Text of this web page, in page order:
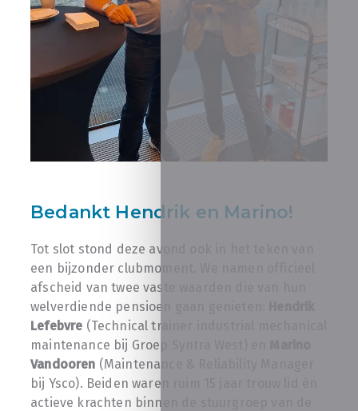
Bedankt Hendrik en Marino!
Tot slot stond deze avond ook in het teken van
een bijzonder clubmoment. We namen officieel
afscheid van twee vaste waarden die van hun
welverdiende pensioen gaan genieten:
Lefebvre (Technical trainer industrial mechanical
maintenance bij Groep Syntra West) en
Vandooren (Maintenance & Reliability Manager
bij Ysco). Beiden waren ruim 15 jaar trouw lid én
actieve krachten binnen de stuurgroep van de